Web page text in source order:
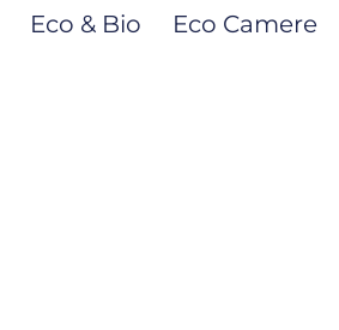
Eco & Bio Eco Camere